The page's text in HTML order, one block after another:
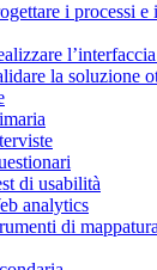
i processi e i
la soluzione
di usabilità
analytics
di